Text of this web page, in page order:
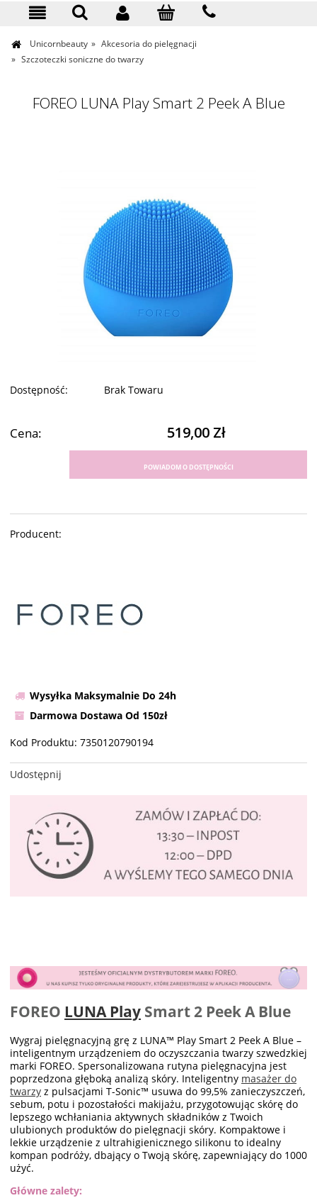
Unicornbeauty » Akcesoria do pielęgnacji
» Szczoteczki soniczne do twarzy
FOREO LUNA Play Smart 2 Peek A Blue
Dostępność: Brak Towaru
Cena: 519,00 Zł
POWIADOM O DOSTĘPNOŚCI
Producent:
Wysyłka Maksymalnie Do 24h
Darmowa Dostawa Od 150zł
Kod Produktu: 7350120790194
Udostępnij
FOREO LUNA Play Smart 2 Peek A Blue
Wygraj pielęgnacyjną grę z LUNA™ Play Smart 2 Peek A Blue –
inteligentnym urządzeniem do oczyszczania twarzy szwedzkiej
marki FOREO. Spersonalizowana rutyna pielęgnacyjna jest
poprzedzona głęboką analizą skóry. Inteligentny masażer do
twarzy z pulsacjami T-Sonic™ usuwa do 99,5% zanieczyszczeń,
sebum, potu i pozostałości makijażu, przygotowując skórę do
lepszego wchłaniania aktywnych składników z Twoich
ulubionych produktów do pielęgnacji skóry. Kompaktowe i
lekkie urządzenie z ultrahigienicznego silikonu to idealny
kompan podróży, dbający o Twoją skórę, zapewniający do 1000
użyć.
Główne zalety: